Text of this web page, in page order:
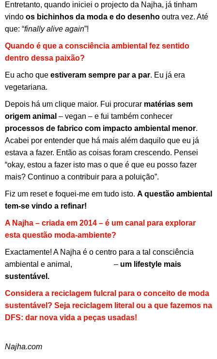
Entretanto, quando iniciei o projecto da Najha, já tinham
vindo os bichinhos da moda e do desenho outra vez. Até
que: “finally alive again”!
Quando é que a consciência ambiental fez sentido
dentro dessa paixão?
Eu acho que estiveram sempre par a par. Eu já era
vegetariana.
Depois há um clique maior. Fui procurar matérias sem
origem animal – vegan – e fui também conhecer
processos de fabrico com impacto ambiental menor.
Acabei por entender que há mais além daquilo que eu já
estava a fazer. Então as coisas foram crescendo. Pensei
“okay, estou a fazer isto mas o que é que eu posso fazer
mais? Continuo a contribuir para a poluição”.
Fiz um reset e foquei-me em tudo isto. A questão ambiental
tem-se vindo a refinar!
A Najha – criada em 2014 – é um canal para explorar
esta questão moda-ambiente?
Exactamente! A Najha é o centro para a tal consciência
ambiental e animal,
– um lifestyle mais
sustentável.
Considera a reciclagem fulcral para o conceito de moda
sustentável? Seja reciclagem literal ou a que fazemos na
DFS: dar nova vida a peças usadas!
Najha.com